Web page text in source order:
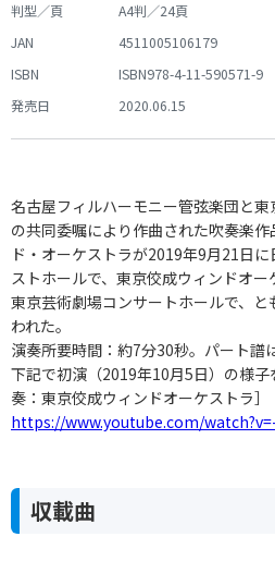
判型／頁
A4判／24頁
JAN
4511005106179
ISBN
ISBN978-4-11-590571-9
発売日
2020.06.15
名古屋フィルハーモニー管弦楽団と
の共同委嘱により作曲された吹奏楽
ド・オーケストラが2019年9月21日
ストホールで、東京佼成ウィンドオ
東京芸術劇場コンサートホールで、
われた。
演奏所要時間：約7分30秒。パート譜
下記で初演（2019年10月5日）の様
奏：東京佼成ウィンドオーケストラ］
https://www.youtube.com/
収載曲